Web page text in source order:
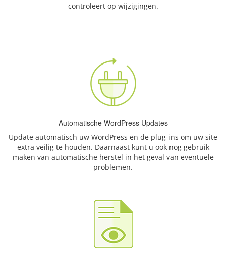
controleert op wijzigingen.
Automatische WordPress Updates
Update automatisch uw WordPress en de plug-ins om uw site
extra veilig te houden. Daarnaast kunt u ook nog gebruik
maken van automatische herstel in het geval van eventuele
problemen.